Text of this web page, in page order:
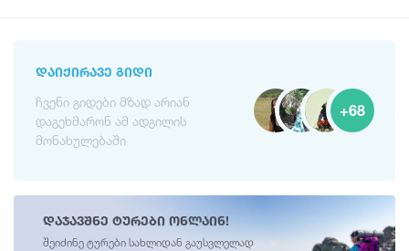
ᲓᲐᲘᲥᲘᲠᲐᲕᲔ ᲒᲘᲓᲘ
ჩვენი გიდები მზად არიან
დაგეხმარონ ამ ადგილის
მონახულებაში
+68
დაჯავშნე ტურები ონლაინ!
შეიძინე ტურები სახლიდან გაუსვლელად